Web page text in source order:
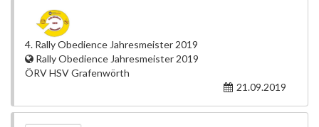
4. Rally Obedience Jahresmeister 2019
Rally Obedience Jahresmeister 2019
ÖRV HSV Grafenwörth
21.09.2019